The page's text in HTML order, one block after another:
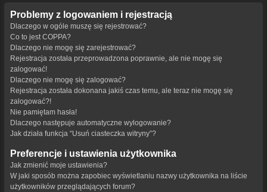
Problemy z logowaniem i rejestracją
Dlaczego w ogóle muszę się rejestrować?
Co to jest COPPA?
Dlaczego nie mogę się zarejestrować?
Rejestracja została przeprowadzona poprawnie, ale nie mogę się
zalogować!
Dlaczego nie mogę się zalogować?
Rejestracja została dokonana jakiś czas temu, ale teraz nie mogę się
zalogować?!
Nie pamiętam hasła!
Dlaczego następuje automatyczne wylogowanie?
Jak działa funkcja “Usuń ciasteczka witryny”?
Preferencje i ustawienia użytkownika
Jak zmienić moje ustawienia?
W jaki sposób można zapobiec wyświetlaniu nazwy użytkownika na liście
użytkowników przeglądających forum?